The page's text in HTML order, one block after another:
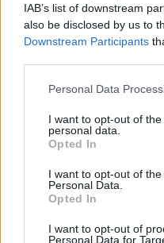
IAB’s list of downstream
also be disclosed by us to
Downstream Participants
Personal Data
I want to opt-out of
personal data.
Opted In
I want to opt-out of
Personal Data.
Opted In
I want to opt-out of
Personal Data for